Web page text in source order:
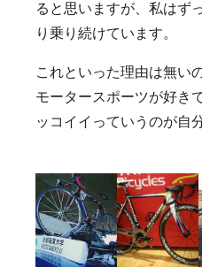
ると思いますが、私はず
り乗り続けています。
これといった理由は無い
モータースポーツが好き
ッコイイっていうのが自